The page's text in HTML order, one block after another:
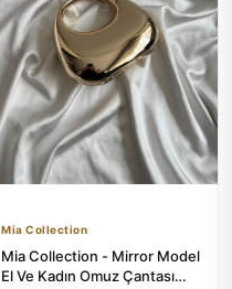
Mia Collection
Mia Collection - Mirror Model
El Ve Kadın Omuz Çantası